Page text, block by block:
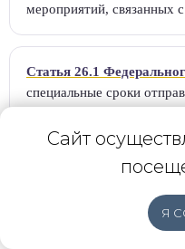
мероприятий, связанных
Статья 26.1
специальные сроки
призывной комиссии и
Сайт
Я